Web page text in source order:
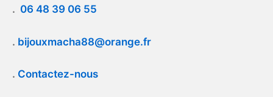
. 06 48 39 06 55
. bijouxmacha88@orange.fr
. Contactez-nous